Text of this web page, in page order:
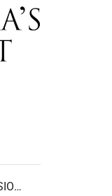
COCONUT PASSION BRULEE BODY MIST